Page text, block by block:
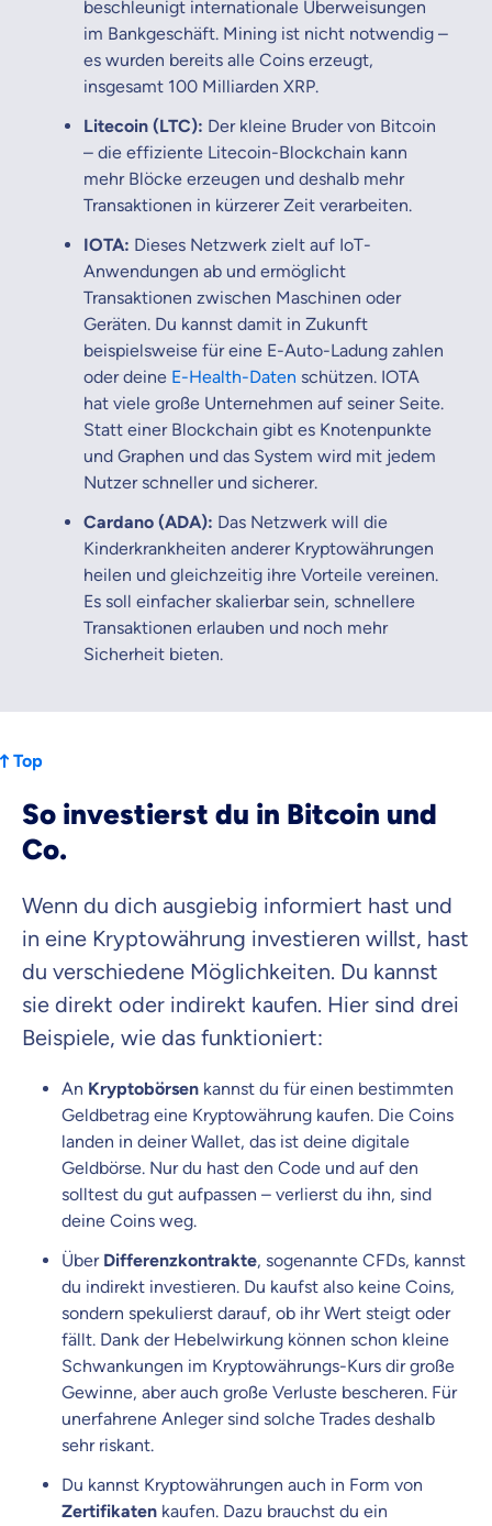
beschleunigt internationale Überweisungen
im Bankgeschäft. Mining ist nicht notwendig –
es wurden bereits alle Coins erzeugt,
insgesamt 100 Milliarden XRP.
Litecoin (LTC): Der kleine Bruder von Bitcoin
– die effiziente Litecoin-Blockchain kann
mehr Blöcke erzeugen und deshalb mehr
Transaktionen in kürzerer Zeit verarbeiten.
IOTA: Dieses Netzwerk zielt auf IoT-
Anwendungen ab und ermöglicht
Transaktionen zwischen Maschinen oder
Geräten. Du kannst damit in Zukunft
beispielsweise für eine E-Auto-Ladung zahlen
oder deine E-Health-Daten schützen. IOTA
hat viele große Unternehmen auf seiner Seite.
Statt einer Blockchain gibt es Knotenpunkte
und Graphen und das System wird mit jedem
Nutzer schneller und sicherer.
Cardano (ADA): Das Netzwerk will die
Kinderkrankheiten anderer Kryptowährungen
heilen und gleichzeitig ihre Vorteile vereinen.
Es soll einfacher skalierbar sein, schnellere
Transaktionen erlauben und noch mehr
Sicherheit bieten.
Top
So investierst du in Bitcoin und
Co.
Wenn du dich ausgiebig informiert hast und
in eine Kryptowährung investieren willst, hast
du verschiedene Möglichkeiten. Du kannst
sie direkt oder indirekt kaufen. Hier sind drei
Beispiele, wie das funktioniert:
An Kryptobörsen kannst du für einen bestimmten
Geldbetrag eine Kryptowährung kaufen. Die Coins
landen in deiner Wallet, das ist deine digitale
Geldbörse. Nur du hast den Code und auf den
solltest du gut aufpassen – verlierst du ihn, sind
deine Coins weg.
Über Differenzkontrakte, sogenannte CFDs, kannst
du indirekt investieren. Du kaufst also keine Coins,
sondern spekulierst darauf, ob ihr Wert steigt oder
fällt. Dank der Hebelwirkung können schon kleine
Schwankungen im Kryptowährungs-Kurs dir große
Gewinne, aber auch große Verluste bescheren. Für
unerfahrene Anleger sind solche Trades deshalb
sehr riskant.
Du kannst Kryptowährungen auch in Form von
Zertifikaten kaufen. Dazu brauchst du ein